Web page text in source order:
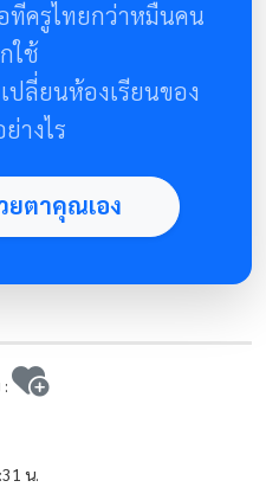
ที่ครูไทยกว่าหมื่นคน
ใช้
ปลี่ยนห้องเรียนของ
างไร
ตาคุณเอง
น.